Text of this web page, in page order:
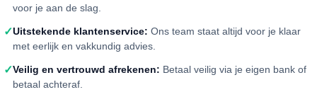
voor je aan de slag.
✓Uitstekende klantenservice: Ons team staat altijd voor je klaar
met eerlijk en vakkundig advies.
✓Veilig en vertrouwd afrekenen: Betaal veilig via je eigen bank of
betaal achteraf.